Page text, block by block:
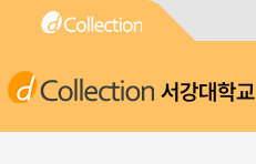
서강대학교